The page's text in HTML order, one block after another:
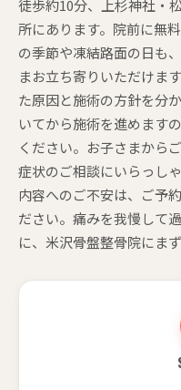
徒歩約10分、上杉神社・
所にあります。院前に無
の季節や凍結路面の日も
まお立ち寄りいただけま
た原因と施術の方針を分
いてから施術を進めます
ください。お子さまから
症状のご相談にいらっし
内容へのご不安は、ご予
ださい。痛みを我慢して
に、米沢骨盤整骨院にま